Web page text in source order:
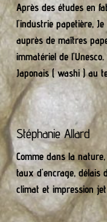
Après des études en
l'industrie papetière,
auprès de maîtres
immatériel de
Japonais ( washi ) au
Stéphanie Allard
Comme dans la
taux d'encrage, délais
climat et impression